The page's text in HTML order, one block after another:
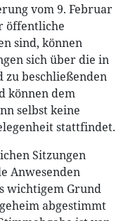
vom 9. Februar
öffentliche
sind, können
sich über die in
zu beschließenden
können dem
selbst keine
stattfindet.
Sitzungen
Anwesenden
wichtigem Grund
abgestimmt